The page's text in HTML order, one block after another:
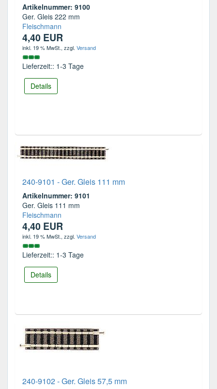
Artikelnummer: 9100
Ger. Gleis 222 mm
Fleischmann
4,40 EUR
inkl. 19 % MwSt., zzgl. Versand
Lieferzeit:: 1-3 Tage
Details
240-9101 - Ger. Gleis 111 mm
Artikelnummer: 9101
Ger. Gleis 111 mm
Fleischmann
4,40 EUR
inkl. 19 % MwSt., zzgl. Versand
Lieferzeit:: 1-3 Tage
Details
240-9102 - Ger. Gleis 57,5 mm